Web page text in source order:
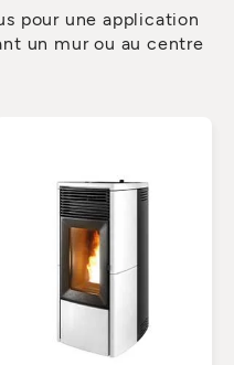
pour une application
un mur ou au centre